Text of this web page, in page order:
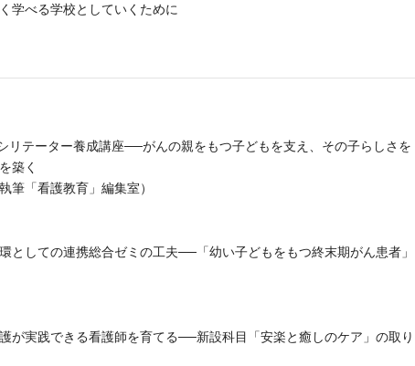
学べる学校としていくために
リテーター養成講座──がんの親をもつ子どもを支え、その子らしさを
築く
筆「看護教育」編集室）
としての連携総合ゼミの工夫──「幼い子どもをもつ終末期がん患者」
が実践できる看護師を育てる──新設科目「安楽と癒しのケア」の取り